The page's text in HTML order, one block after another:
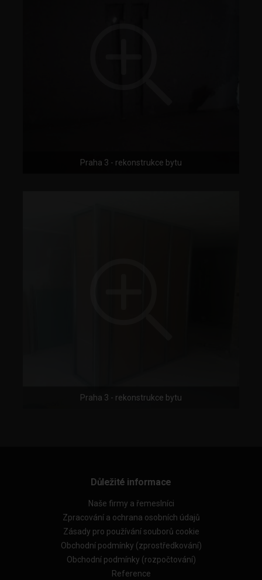
Praha 3 - rekonstrukce bytu
Praha 3 - rekonstrukce bytu
Důležité informace
Naše firmy a řemeslníci
Zpracování a ochrana osobních údajů
Zásady pro používání souborů cookie
Obchodní podmínky (zprostředkování)
Obchodní podmínky (rozpočtování)
Reference